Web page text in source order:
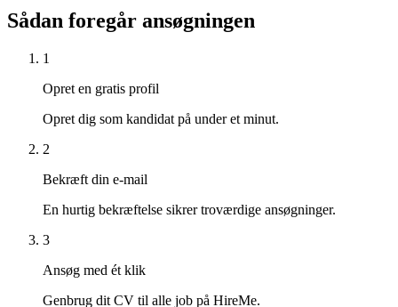
Sådan foregår ansøgningen
1
Opret en gratis profil
Opret dig som kandidat på under et minut.
2
Bekræft din e-mail
En hurtig bekræftelse sikrer troværdige ansøgninger.
3
Ansøg med ét klik
Genbrug dit CV til alle job på HireMe.